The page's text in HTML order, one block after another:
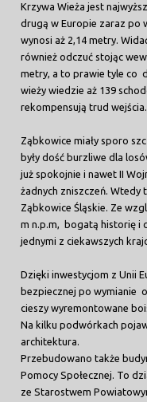
Krzywa Wieża jest
drugą w Europie zaraz po
wynosi aż 2,14 metry.
również odczuć stojąc
metry, a to prawie tyle co
wieży wiedzie aż 139
rekompensują trud wejścia.
Ząbkowice miały sporo
były dość burzliwe dla
już spokojnie i nawet II
żadnych zniszczeń. Wtedy
Ząbkowice Śląskie. Ze
m n.p.m, bogatą historię i
jednymi z ciekawszych
Dzięki inwestycjom z Unii
bezpiecznej po wymianie
cieszy wyremontowane
Na kilku podwórkach
architektura.
Przebudowano także
Pomocy Społecznej. To
ze Starostwem